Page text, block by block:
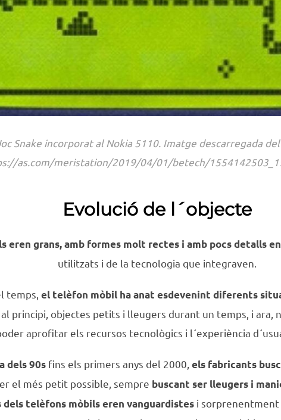
Joc Snake incorporat al Nokia 5110. Imatge descarregada
as.com/meristation/2019/04/01/betech/
Evolució de l´objecte
eren grans, amb formes molt rectes i amb pocs detalls en
utilitzats i de la tecnologia que integraven.
temps, el telèfon mòbil ha anat esdevenint diferents
principi, objectes petits i lleugers durant un temps, i ara,
aprofitar els recursos tecnològics i l´experiència
dels 90sfins els primers anys del 2000, els fabricants
el més petit possible, sempre buscant ser lleugers i
dels telèfons mòbils eren vanguardistesi sorprenentment